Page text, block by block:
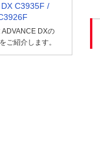
C3935F /
DXの
ご紹介します。